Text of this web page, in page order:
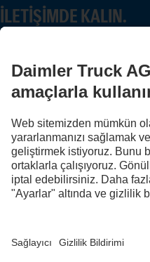
İLETIŞIMDE KALIN.
Dijital kanallarımızda
FOLLOW THE
Deneyimlerinizi şimdi diğer